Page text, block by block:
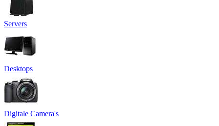
Servers
Desktops
Digitale Camera's